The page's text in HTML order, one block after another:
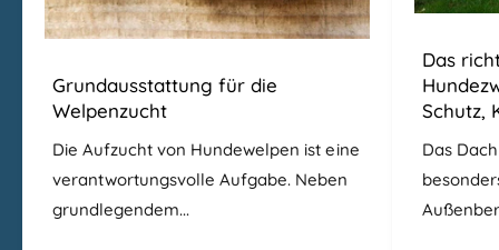
Grundausstattung für die
Welpenzucht
Die Aufzucht von Hundewelpen ist eine
verantwortungsvolle Aufgabe. Neben
grundlegendem...
Das
Schutz,
Das